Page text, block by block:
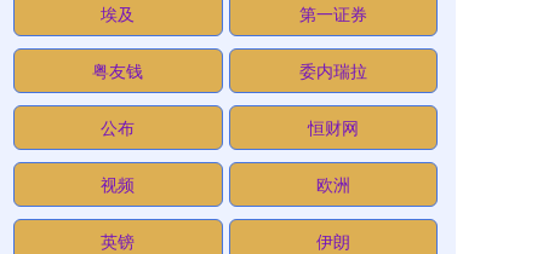
埃及 第一证券
粤友钱 委内瑞拉
公布 恒财网
视频 欧洲
英镑 伊朗